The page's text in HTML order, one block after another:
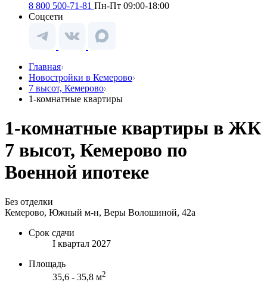
8 800 500-71-81 Пн-Пт 09:00-18:00
Соцсети
Главная
Новостройки в Кемерово
7 высот, Кемерово
1-комнатные квартиры
1-комнатные квартиры в ЖК
7 высот, Кемерово по
Военной ипотеке
Без отделки
Кемерово, Южный м-н, Веры Волошиной, 42а
Срок сдачи
I квартал 2027
Площадь
35,6 - 35,8 м2